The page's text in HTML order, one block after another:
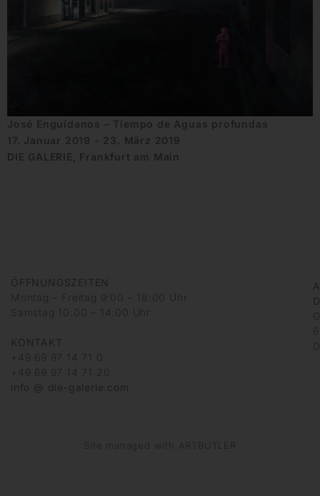
José Enguídanos – Tiempo de Aguas profundas
17. Januar 2019 - 23. März 2019
DIE GALERIE, Frankfurt am Main
ÖFFNUNGSZEITEN
Montag – Freitag 9:00 – 18:00 Uhr
Samstag 10:00 – 14:00 Uhr
KONTAKT
+49 69 97 14 71 0
+49 69 97 14 71 20
info @ die-galerie.com
Site managed with ARTBUTLER